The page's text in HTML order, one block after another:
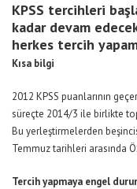
KPSS tercihleri
kadar devam
herkes tercih
Kısa bilgi
2012 KPSS puanlarının
süreçte 2014/3 ile birlikte
Bu yerleştirmelerden
Temmuz tarihleri arasında
Tercih yapmaya engel